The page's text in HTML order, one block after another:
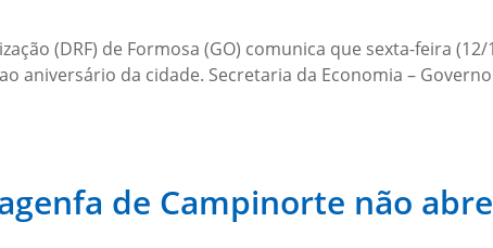
(DRF) de Formosa (GO) comunica que sexta-feira
aniversário da cidade. Secretaria da Economia –
de Campinorte não